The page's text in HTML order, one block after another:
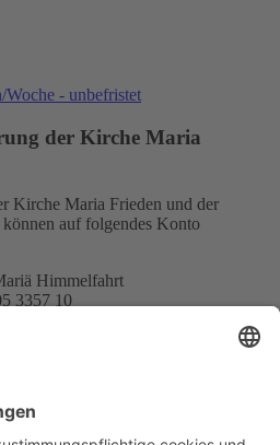
- unbefristet
der Kirche Maria
Kirche Maria Frieden und der
auf folgendes Konto
Himmelfahrt
3357 10
„Sanierung Kirche Maria Frieden“